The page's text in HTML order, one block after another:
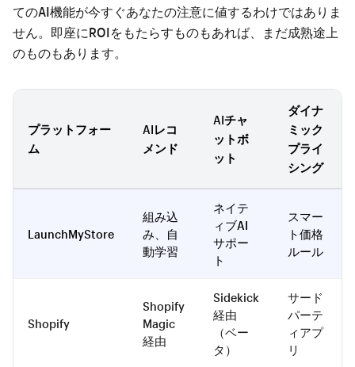
てのAI機能が今すぐあなたの注意に値するわけではありま
せん。即座にROIをもたらすものもあれば、まだ成熟途上
のものもあります。
プラットフォー
ム
AIレコ
メンド
AIチャ
ットボ
ット
ダイナ
ミック
プライ
シング
LaunchMyStore
組み込
み、自
動学習
ネイテ
ィブAI
サポー
ト
スマー
ト価格
ルール
Shopify
Shopify
Magic
経由
Sidekick
経由
（ベー
タ）
サード
パーテ
ィアプ
リ